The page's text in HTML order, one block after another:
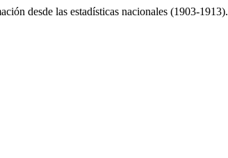
desde las estadísticas nacionales (1903-1913).